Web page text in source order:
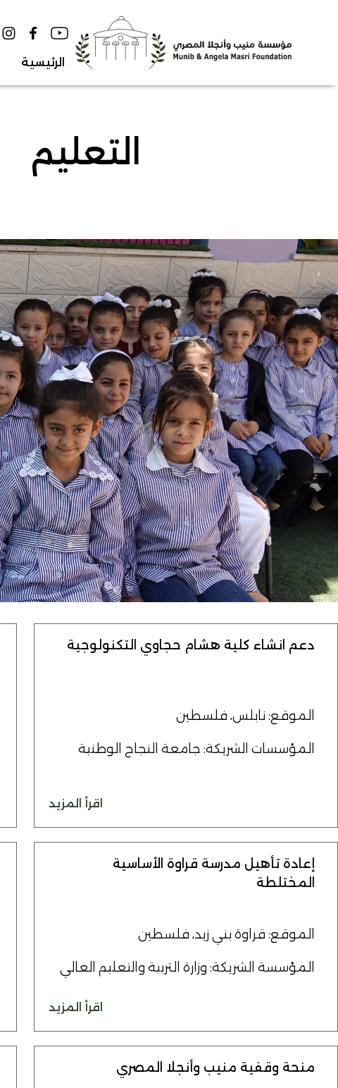
الرئيسية
التعليم
دعم انشاء كلية هشام حجاوي التكنولوجية
الموقع: نابلس، فلسطين
المؤسسات الشريكة: جامعة النجاح الوطنية
اقرأ المزيد
إعادة تأهيل مدرسة قراوة الأساسية
المختلطة
الموقع: قراوة بني زيد، فلسطين
المؤسسة الشريكة: وزارة التربية والتعليم العالي
اقرأ المزيد
منحة وقفية منيب وأنجلا المصري